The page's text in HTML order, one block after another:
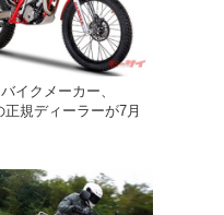
イクメーカー、
規ディーラーが7月